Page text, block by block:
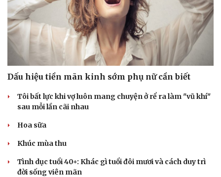
Dấu hiệu tiền mãn kinh sớm phụ nữ cần biết
Tôi bất lực khi vợ luôn mang chuyện ở rể ra làm "vũ khí"
sau mỗi lần cãi nhau
Hoa sữa
Khúc mùa thu
Tình dục tuổi 40+: Khác gì tuổi đôi mươi và cách duy trì
đời sống viên mãn